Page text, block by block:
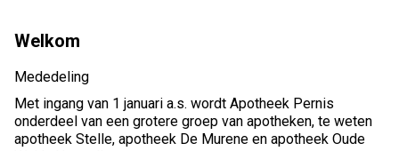
Welkom
Mededeling
Met ingang van 1 januari a.s. wordt Apotheek Pernis
onderdeel van een grotere groep van apotheken, te weten
apotheek Stelle, apotheek De Murene en apotheek Oude